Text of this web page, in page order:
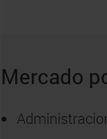
Mercado